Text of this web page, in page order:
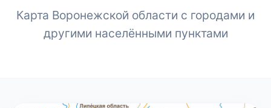
Карта Воронежской области с городами и
другими населёнными пунктами